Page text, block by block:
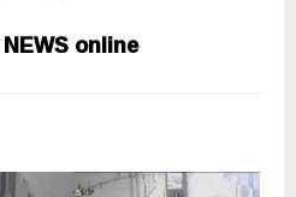
online